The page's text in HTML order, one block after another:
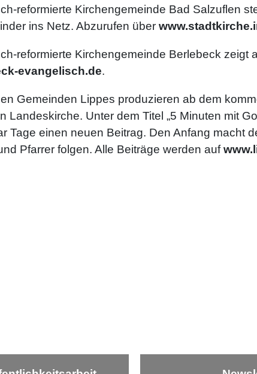
reformierte Kirchengemeinde Bad Salzuflen
ins Netz. Abzurufen über
reformierte Kirchengemeinde Berlebeck
evangelisch.de.
Gemeinden Lippes produzieren ab dem
Landeskirche. Unter dem Titel „5 Minuten mit
Tage einen neuen Beitrag. Den Anfang macht
Pfarrer folgen. Alle Beiträge werden auf